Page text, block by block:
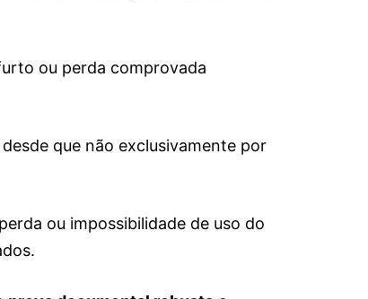
ou perda comprovada
desde que não exclusivamente por
ou impossibilidade de uso do